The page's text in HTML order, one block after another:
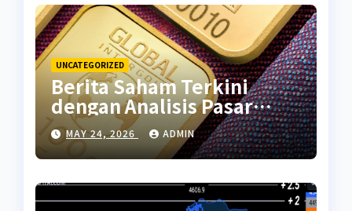
UNCATEGORIZED
Berita Saham Terkini
dengan Analisis Pasar
Global
MAY 24, 2026 ADMIN